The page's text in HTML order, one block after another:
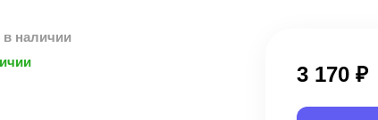
в наличии
3 170 ₽